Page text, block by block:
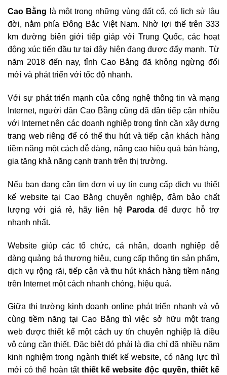
Cao Bằng là một trong những vùng đất cổ, có lịch sử lâu
đời, nằm phía Đông Bắc Việt Nam. Nhờ lợi thế trên 333
km đường biên giới tiếp giáp với Trung Quốc, các hoạt
động xúc tiến đầu tư tại đây hiện đang được đẩy mạnh. Từ
năm 2018 đến nay, tỉnh Cao Bằng đã không ngừng đổi
mới và phát triển với tốc độ nhanh.
Với sự phát triển mạnh của công nghệ thông tin và mạng
Internet, người dân Cao Bằng cũng đã dần tiếp cận nhiều
với Internet nên các doanh nghiệp trong tỉnh cần xây dựng
trang web riêng để có thể thu hút và tiếp cận khách hàng
tiềm năng một cách dễ dàng, nâng cao hiệu quả bán hàng,
gia tăng khả năng cạnh tranh trên thị trường.
Nếu bạn đang cần tìm đơn vị uy tín cung cấp dịch vụ thiết
kế website tại Cao Bằng chuyên nghiệp, đảm bảo chất
lượng với giá rẻ, hãy liên hệ
Parodađể được hỗ trợ
nhanh nhất.
Website giúp các tổ chức, cá nhân, doanh nghiệp dễ
dàng quảng bá thương hiệu, cung cấp thông tin sản phẩm,
dịch vụ rộng rãi, tiếp cận và thu hút khách hàng tiềm năng
trên Internet một cách nhanh chóng, hiệu quả.
Giữa thị trường kinh doanh online phát triển nhanh và vô
cùng tiềm năng tại Cao Bằng thì việc sở hữu một trang
web được thiết kế một cách uy tín chuyên nghiệp là điều
vô cùng cần thiết. Đặc biệt đó phải là địa chỉ đã nhiều năm
kinh nghiệm trong ngành thiết kế website, có năng lực thì
mới có thể hoàn tất thiết kế website độc quyền, thiết kế